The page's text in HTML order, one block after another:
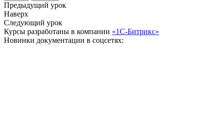
Предыдущий урок
Наверх
Следующий урок
Курсы разработаны в компании «1С-Битрикс»
Новинки документации в соцсетях: